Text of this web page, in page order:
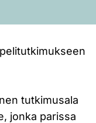
tutkimusala
jonka parissa